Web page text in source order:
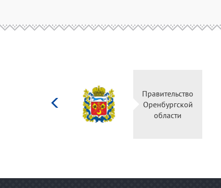
Правительство
Оренбургской
области